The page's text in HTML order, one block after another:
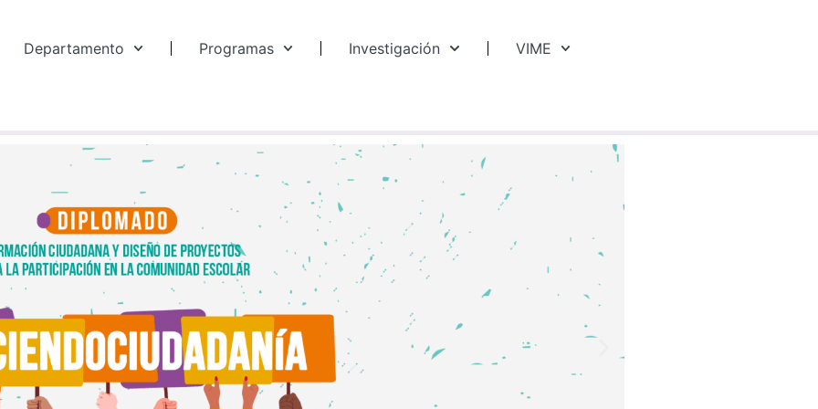
Departamento Programas Investigación VIME